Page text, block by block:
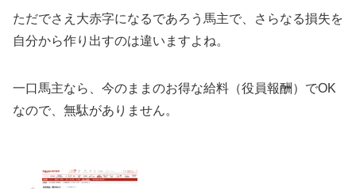
ただでさえ大赤字になるであろう馬主で、さらなる損失を
自分から作り出すのは違いますよね。
一口馬主なら、今のままのお得な給料（役員報酬）でOK
なので、無駄がありません。